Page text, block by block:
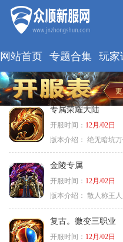
网站首页 专题合集 玩家
专属荣耀大陆
开服时间： 12月/02日
版本介绍： 绝无暗坑
金陵专属
开服时间： 12月/02日
版本介绍： 散人称王
复古。微变三职业
开服时间： 12月/02日